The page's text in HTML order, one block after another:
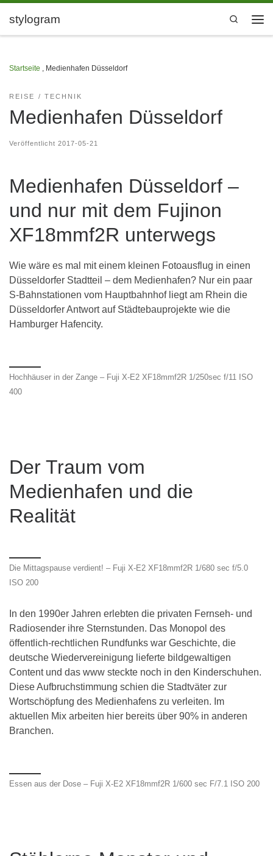
Zum Inhalt springen
stylogram
Search
Startseite , Medienhafen Düsseldorf
REISE TECHNIK
Medienhafen Düsseldorf
Veröffentlicht 2017-05-21
Medienhafen Düsseldorf –
und nur mit dem Fujinon
XF18mmf2R unterwegs
Wie wäre es mal mit einem kleinen Fotoausflug in einen
Düsseldorfer Stadtteil – dem Medienhafen? Nur ein paar
S-Bahnstationen vom Hauptbahnhof liegt am Rhein die
Düsseldorfer Antwort auf Städtebauprojekte wie die
Hamburger Hafencity.
Hochhäuser in der Zange – Fuji X-E2 XF18mmf2R 1/250sec f/11 ISO
400
Der Traum vom
Medienhafen und die
Realität
Die Mittagspause verdient! – Fuji X-E2 XF18mmf2R 1/680 sec f/5.0
ISO 200
In den 1990er Jahren erlebten die privaten Fernseh- und
Radiosender ihre Sternstunden. Das Monopol des
öffentlich-rechtlichen Rundfunks war Geschichte, die
deutsche Wiedervereinigung lieferte bildgewaltigen
Content und das www steckte noch in den Kinderschuhen.
Diese Aufbruchstimmung schien die Stadtväter zur
Wortschöpfung des Medienhafens zu verleiten. Im
aktuellen Mix arbeiten hier bereits über 90% in anderen
Branchen.
Essen aus der Dose – Fuji X-E2 XF18mmf2R 1/600 sec F/7.1 ISO 200